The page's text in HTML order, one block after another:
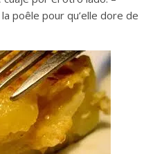
poêle pour qu’elle dore de